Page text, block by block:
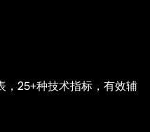
，25+种技术指标，有效辅